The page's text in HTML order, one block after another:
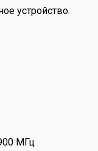
устройство.
МГц